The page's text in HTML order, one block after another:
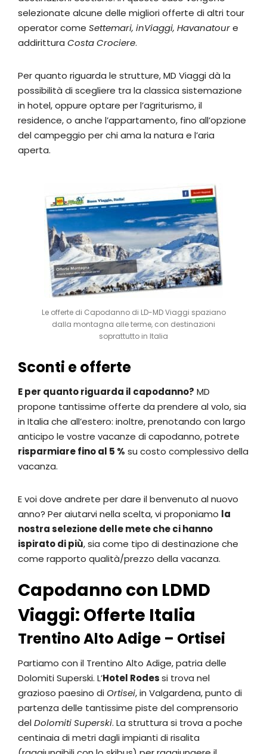
selezionate alcune delle migliori offerte di altri tour
operator come Settemari, inViaggi, Havanatoure
addirittura Costa Crociere.
Per quanto riguarda le strutture, MD Viaggi dà la
possibilità di scegliere tra la classica sistemazione
in hotel, oppure optare per l’agriturismo, il
residence, o anche l’appartamento, fino all’opzione
del campeggio per chi ama la natura e l’aria
aperta.
Le offerte di Capodanno di LD-MD Viaggi spaziano
dalla montagna alle terme, con destinazioni
soprattutto in Italia
Sconti e offerte
E per quanto riguarda il capodanno? MD
propone tantissime offerte da prendere al volo, sia
in Italia che all’estero: inoltre, prenotando con largo
anticipo le vostre vacanze di capodanno, potrete
risparmiare fino al 5 % su costo complessivo della
vacanza.
E voi dove andrete per dare il benvenuto al nuovo
anno? Per aiutarvi nella scelta, vi proponiamo la
nostra selezione delle mete che ci hanno
ispirato di più, sia come tipo di destinazione che
come rapporto qualità/prezzo della vacanza.
Capodanno con LDMD
Viaggi: Offerte Italia
Trentino Alto Adige – Ortisei
Partiamo con il Trentino Alto Adige, patria delle
Dolomiti Superski. L’Hotel Rodessi trova nel
grazioso paesino diOrtisei, in Valgardena, punto di
partenza delle tantissime piste del comprensorio
delDolomiti Superski. La struttura si trova a poche
centinaia di metri dagli impianti di risalita